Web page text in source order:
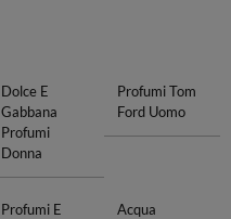
Dolce E
Gabbana
Profumi
Donna
Profumi Tom
Ford Uomo
Profumi E
Acqua